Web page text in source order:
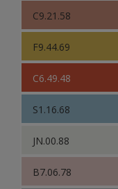
C9.21.58
F9.44.69
C6.49.48
S1.16.68
JN.00.88
B7.06.78